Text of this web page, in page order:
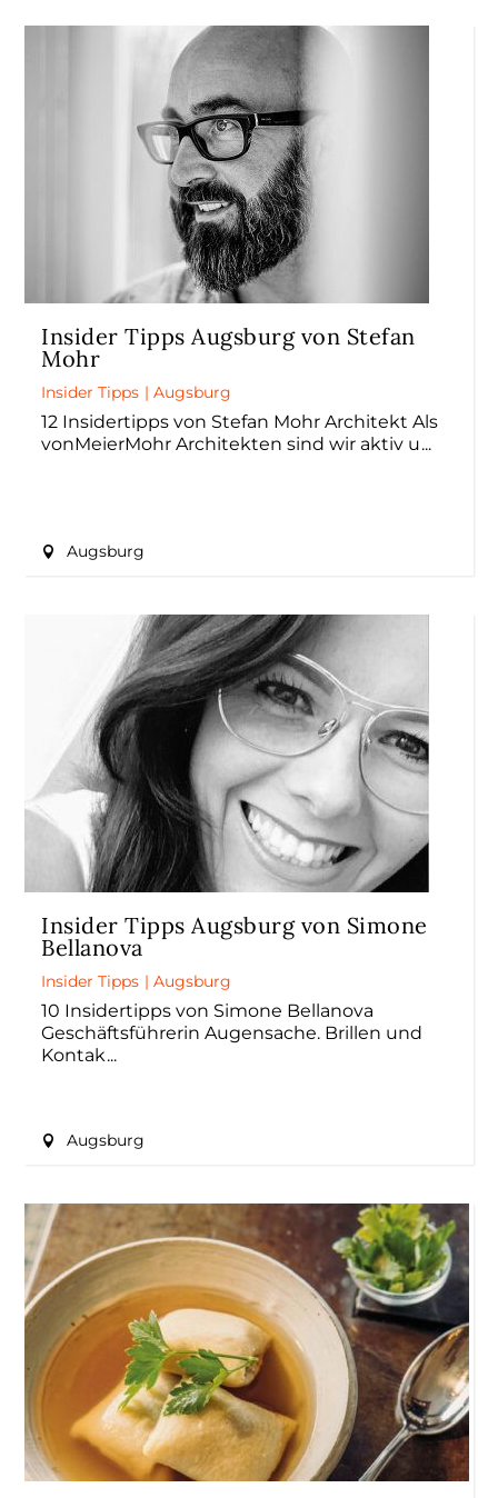
Insider Tipps Augsburg von Stefan
Mohr
Insider Tipps |Augsburg
12 Insidertipps von Stefan Mohr Architekt Als
vonMeierMohr Architekten sind wir aktiv u
Augsburg
Insider Tipps Augsburg von Simone
Bellanova
Insider Tipps |Augsburg
10 Insidertipps von Simone Bellanova
Geschäftsführerin Augensache. Brillen und
Kontak
Augsburg